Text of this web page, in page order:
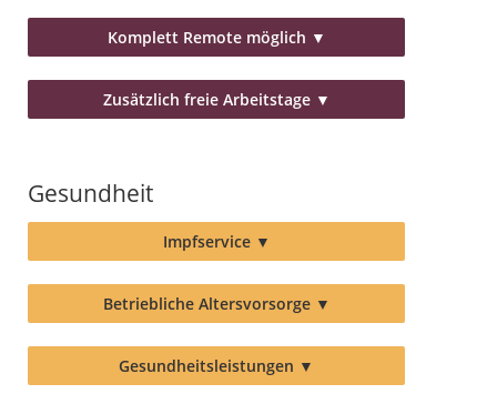
Komplett Remote möglich ▼
Zusätzlich freie Arbeitstage ▼
Gesundheit
Impfservice ▼
Betriebliche Altersvorsorge ▼
Gesundheitsleistungen ▼